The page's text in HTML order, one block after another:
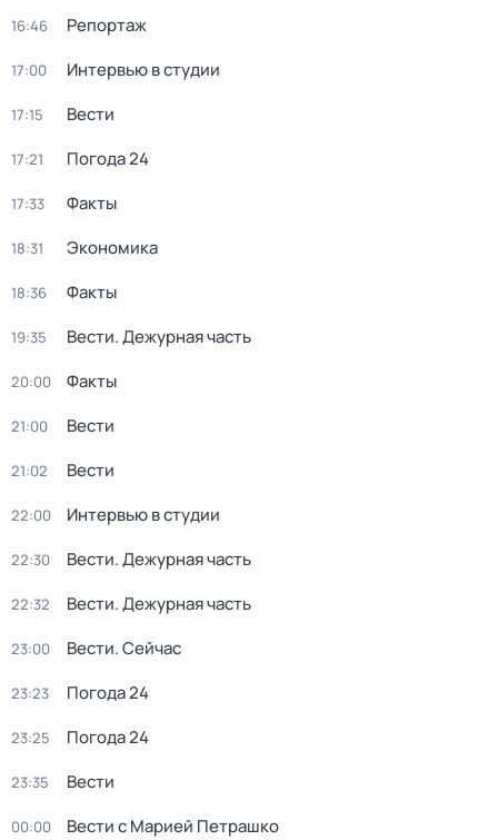
16:46 Репортаж
17:00 Интервью в студии
17:15 Вести
17:21 Погода 24
17:33 Факты
18:31 Экономика
18:36 Факты
19:35 Вести. Дежурная часть
20:00 Факты
21:00 Вести
21:02 Вести
22:00 Интервью в студии
22:30 Вести. Дежурная часть
22:32 Вести. Дежурная часть
23:00 Вести. Сейчас
23:23 Погода 24
23:25 Погода 24
23:35 Вести
00:00 Вести с Марией Петрашко